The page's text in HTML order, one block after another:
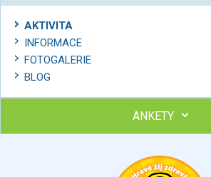
AKTIVITA
INFORMACE
FOTOGALERIE
BLOG
ANKETY